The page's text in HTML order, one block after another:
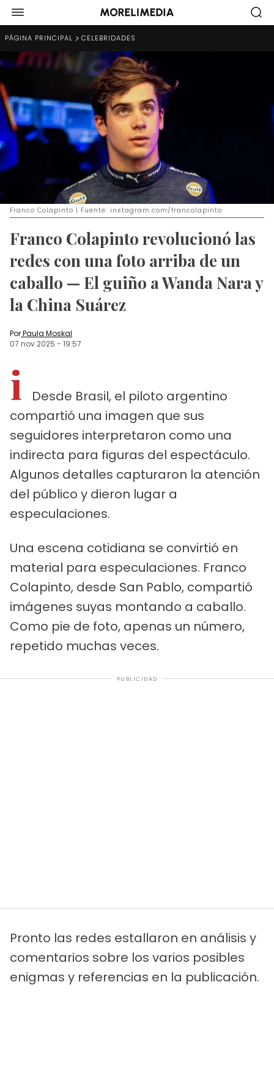
PÁGINA PRINCIPAL CELEBRIDADES
Franco Colapinto | Fuente: instagram.com/francolapinto
Franco Colapinto revolucionó las
redes con una foto arriba de un
caballo — El guiño a Wanda Nara y
la China Suárez
PorPaula Moskal
07 nov 2025 - 19:57
i
Desde Brasil, el piloto argentino
compartió una imagen que sus
seguidores interpretaron como una
indirecta para figuras del espectáculo.
Algunos detalles capturaron la atención
del público y dieron lugar a
especulaciones.
Una escena cotidiana se convirtió en
material para especulaciones. Franco
Colapinto, desde San Pablo, compartió
imágenes suyas montando a caballo.
Como pie de foto, apenas un número,
repetido muchas veces.
PUBLICIDAD
Pronto las redes estallaron en análisis y
comentarios sobre los varios posibles
enigmas y referencias en la publicación.